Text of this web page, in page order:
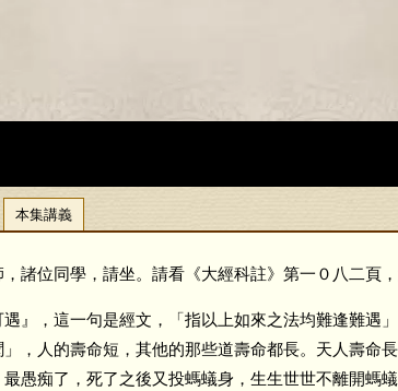
本集講義
位同學，請坐。請看《大經科註》第一０八二頁，
，這一句是經文，「指以上如來之法均難逢難遇
，人的壽命短，其他的那些道壽命都長。天人壽命
愚痴了，死了之後又投螞蟻身，生生世世不離開螞